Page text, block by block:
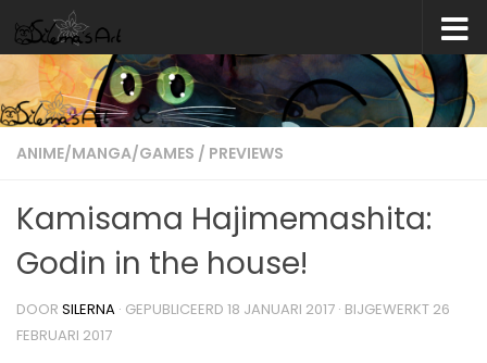
Skip to content
ANIME/MANGA/GAMES / PREVIEWS
Kamisama Hajimemashita:
Godin in the house!
DOOR SILERNA · GEPUBLICEERD 18 JANUARI 2017 · BIJGEWERKT 26
FEBRUARI 2017